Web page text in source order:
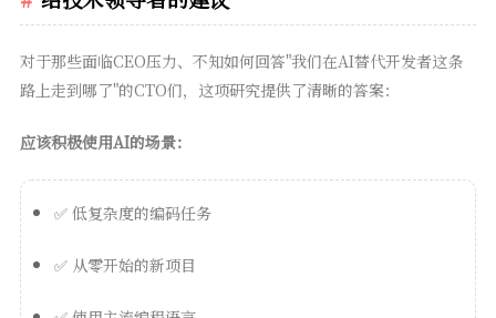
对于那些面临CEO压力、不知如何回答"我们在AI替代开发者这条
路上走到哪了"的CTO们，这项研究提供了清晰的答案：
应该积极使用AI的场景：
✅ 低复杂度的编码任务
✅ 从零开始的新项目